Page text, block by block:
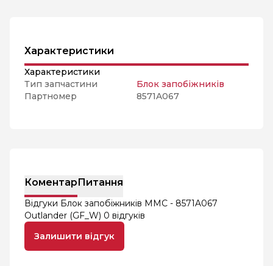
Характеристики
Характеристики
Тип запчастини
Блок запобіжників
Партномер
8571A067
КоментарПитання
Відгуки Блок запобіжників MMC - 8571A067
Outlander (GF_W) 0 відгуків
Залишити відгук